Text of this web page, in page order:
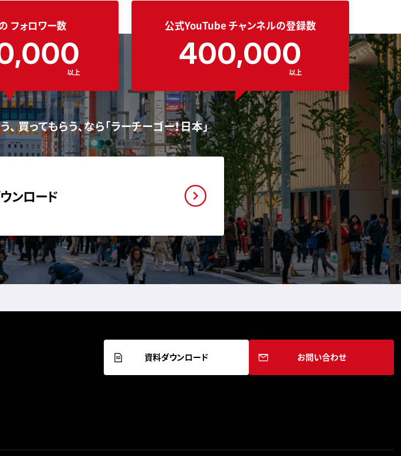
買ってもらう、なら「ラーチーゴー！日本」
ンロード
フォロワー数
以上
公式YouTube チャンネルの登録数
400,000
以上
資料ダウンロード お問い合わせ